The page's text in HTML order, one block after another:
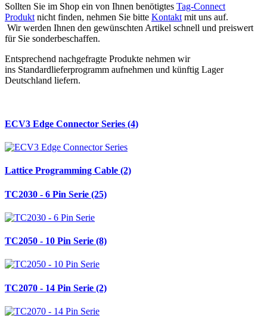
Sollten Sie im Shop ein von Ihnen benötigtes Tag-Connect
Produkt nicht finden, nehmen Sie bitte Kontakt mit uns auf.
Wir werden Ihnen den gewünschten Artikel schnell und preiswert
für Sie sonderbeschaffen.
Entsprechend nachgefragte Produkte nehmen wir
ins Standardlieferprogramm aufnehmen und künftig Lager
Deutschland liefern.
ECV3 Edge Connector Series (4)
Lattice Programming Cable (2)
TC2030 - 6 Pin Serie (25)
TC2050 - 10 Pin Serie (8)
TC2070 - 14 Pin Serie (2)